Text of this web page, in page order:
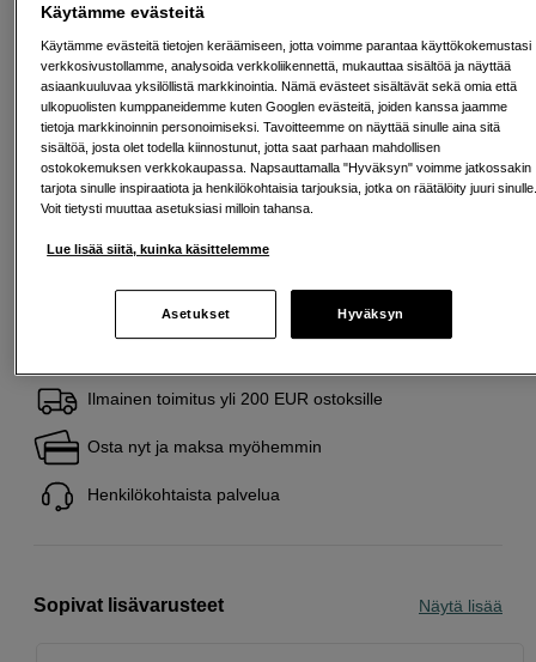
1,5m 3m 6m
25 EUR
Maksa heti tai jaa useampaan osamaksuun Lue lisää
Lisää ostoskoriin
Ilmainen toimitus yli 200 EUR ostoksille
Osta nyt ja maksa myöhemmin
Henkilökohtaista palvelua
Sopivat lisävarusteet Näytä lisää
Käytämme evästeitä
Käytämme evästeitä tietojen keräämiseen, jotta voimme parantaa käyttökokemustasi
verkkosivustollamme, analysoida verkkoliikennettä, mukauttaa sisältöä ja näyttää
asiaankuuluvaa yksilöllistä markkinointia. Nämä evästeet sisältävät sekä omia että
ulkopuolisten kumppaneidemme kuten Googlen evästeitä, joiden kanssa jaamme
tietoja markkinoinnin personoimiseksi. Tavoitteemme on näyttää sinulle aina sitä
sisältöä, josta olet todella kiinnostunut, jotta saat parhaan mahdollisen
ostokokemuksen verkkokaupassa. Napsauttamalla "Hyväksyn" voimme jatkossakin
tarjota sinulle inspiraatiota ja henkilökohtaisia tarjouksia, jotka on räätälöity juuri
Voit tietysti muuttaa asetuksiasi milloin tahansa.
Lue lisää siitä, kuinka käsittelemme
Asetukset Hyväksyn